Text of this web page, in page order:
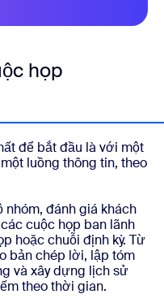
họp
để bắt đầu là với một
luồng thông tin, theo
nhóm, đánh giá khách
cuộc họp ban lãnh
hoặc chuỗi định kỳ. Từ
bản chép lời, lập tóm
và xây dựng lịch sử
theo thời gian.